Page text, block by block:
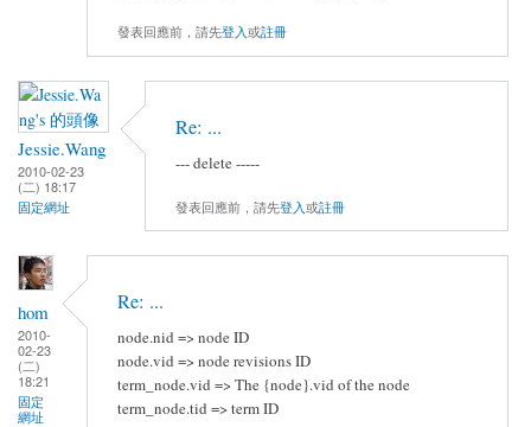
發表回應前，請先登入或註冊
Jessie.Wang
2010-02-23
(二) 18:17
固定網址
Re: ...
--- delete -----
發表回應前，請先登入或註冊
hom
2010-
02-23
(二)
18:21
固定
網址
Re: ...
node.nid => node ID
node.vid => node revisions ID
term_node.vid => The {node}.vid of the node
term_node.tid => term ID